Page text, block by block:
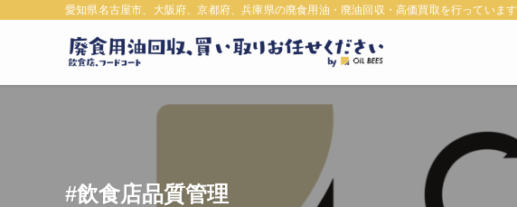
愛知県名古屋市、大阪府、京都府、兵庫県の廃食用油・廃油回収・高価買取を行っています
#飲食店品質管理